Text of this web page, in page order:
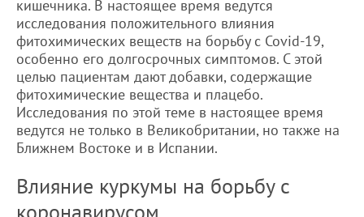
кишечника. В настоящее время ведутся
исследования положительного влияния
фитохимических веществ на борьбу с Covid-19,
особенно его долгосрочных симптомов. С этой
целью пациентам дают добавки, содержащие
фитохимические вещества и плацебо.
Исследования по этой теме в настоящее время
ведутся не только в Великобритании, но также на
Ближнем Востоке и в Испании.
Влияние куркумы на борьбу с